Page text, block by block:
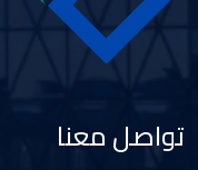
تواصل معنا